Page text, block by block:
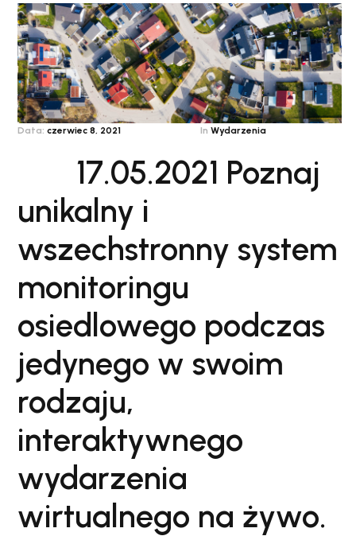
Data: czerwiec 8, 2021 In Wydarzenia
17.05.2021 Poznaj
unikalny i
wszechstronny system
monitoringu
osiedlowego podczas
jedynego w swoim
rodzaju,
interaktywnego
wydarzenia
wirtualnego na żywo.